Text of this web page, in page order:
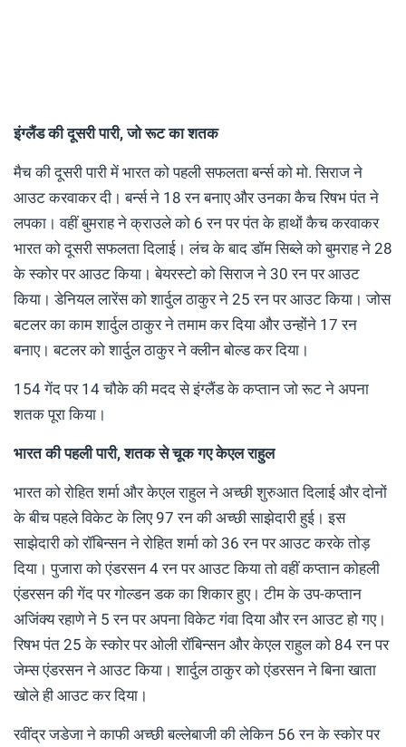
इंग्लैंड की दूसरी पारी, जो रूट का शतक
मैच की दूसरी पारी में भारत को पहली सफलता बर्न्स को मो. सिराज ने
आउट करवाकर दी। बर्न्स ने 18 रन बनाए और उनका कैच रिषभ पंत ने
लपका। वहीं बुमराह ने क्राउले को 6 रन पर पंत के हाथों कैच करवाकर
भारत को दूसरी सफलता दिलाई। लंच के बाद डॉम सिब्ले को बुमराह ने 28
के स्कोर पर आउट किया। बेयरस्टो को सिराज ने 30 रन पर आउट
किया। डेनियल लारेंस को शार्दुल ठाकुर ने 25 रन पर आउट किया। जोस
बटलर का काम शार्दुल ठाकुर ने तमाम कर दिया और उन्होंने 17 रन
बनाए। बटलर को शार्दुल ठाकुर ने क्लीन बोल्ड कर दिया।
154 गेंद पर 14 चौके की मदद से इंग्लैंड के कप्तान जो रूट ने अपना
शतक पूरा किया।
भारत की पहली पारी, शतक से चूक गए केएल राहुल
भारत को रोहित शर्मा और केएल राहुल ने अच्छी शुरुआत दिलाई और दोनों
के बीच पहले विकेट के लिए 97 रन की अच्छी साझेदारी हुई। इस
साझेदारी को रॉबिन्सन ने रोहित शर्मा को 36 रन पर आउट करके तोड़
दिया। पुजारा को एंडरसन 4 रन पर आउट किया तो वहीं कप्तान कोहली
एंडरसन की गेंद पर गोल्डन डक का शिकार हुए। टीम के उप-कप्तान
अजिंक्य रहाणे ने 5 रन पर अपना विकेट गंवा दिया और रन आउट हो गए।
रिषभ पंत 25 के स्कोर पर ओली रॉबिन्सन और केएल राहुल को 84 रन पर
जेम्स एंडरसन ने आउट किया। शार्दुल ठाकुर को एंडरसन ने बिना खाता
खोले ही आउट कर दिया।
रवींद्र जडेजा ने काफी अच्छी बल्लेबाजी की लेकिन 56 रन के स्कोर पर